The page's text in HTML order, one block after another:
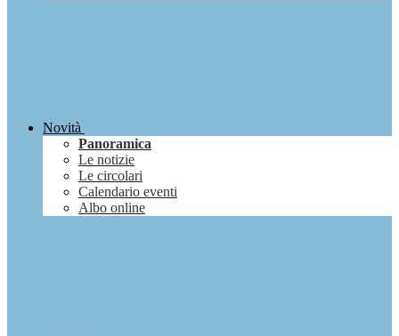
Novità
Panoramica
Le notizie
Le circolari
Calendario eventi
Albo online